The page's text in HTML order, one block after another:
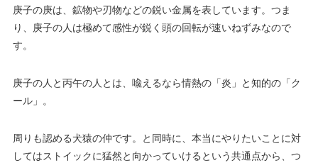
庚子の庚は、鉱物や刃物などの鋭い金属を表しています。つま
り、庚子の人は極めて感性が鋭く頭の回転が速いねずみなので
す。
庚子の人と丙午の人とは、喩えるなら情熱の「炎」と知的の「ク
ール」。
周りも認める犬猿の仲です。と同時に、本当にやりたいことに対
してはストイックに猛然と向かっていけるという共通点から、つ